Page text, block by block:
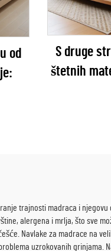
od
S druge
štetnih
trajnosti madraca i
alergena i mrlja, što sve
Navlake za madrace na
uzrokovanih grinjama.